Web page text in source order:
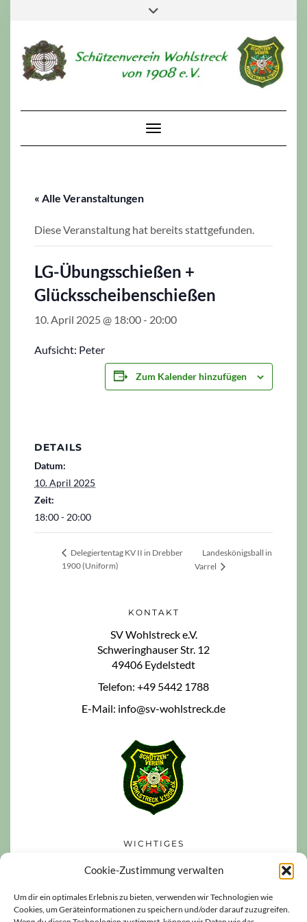
Cookie-Zustimmung verwalten
Um dir ein optimales Erlebnis zu bieten, verwenden wir Technologien wie
Cookies, um Geräteinformationen zu speichern und/oder darauf zuzugreifen.
Toggle Navigation
« Alle Veranstaltungen
Diese Veranstaltung hat bereits stattgefunden.
LG-Übungsschießen +
Glücksscheibenschießen
10. April 2025 @ 18:00- 20:00
Aufsicht: Peter
Zum Kalender hinzufügen
DETAILS
Datum:
10. April 2025
Zeit:
18:00 - 20:00
Delegiertentag KV II in Drebber
1900 (Uniform)
Landeskönigsball in
Varrel
KONTAKT
SV Wohlstreck e.V.
Schweringhauser Str. 12
49406 Eydelstedt
Telefon: +49 5442 1788
E-Mail: info@sv-wohlstreck.de
WICHTIGES
Datenschutzerklärung
Impressum
Haftungsausschluss